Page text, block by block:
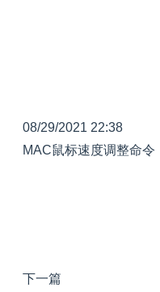
08/29/2021 22:38
MAC鼠标速度调整命令
下一篇